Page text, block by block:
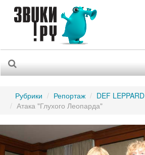
Рубрики Репортаж
DEF LEPPARD
Атака "Глухого Леопарда"